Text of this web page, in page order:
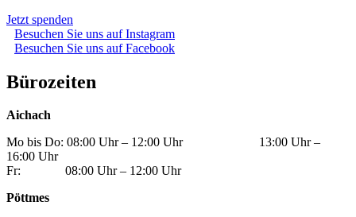
Jetzt spenden
Besuchen Sie uns auf Instagram
Besuchen Sie uns auf Facebook
Bürozeiten
Aichach
Mo bis Do: 08:00 Uhr – 12:00 Uhr 13:00 Uhr –
16:00 Uhr
Fr: 08:00 Uhr – 12:00 Uhr
Pöttmes